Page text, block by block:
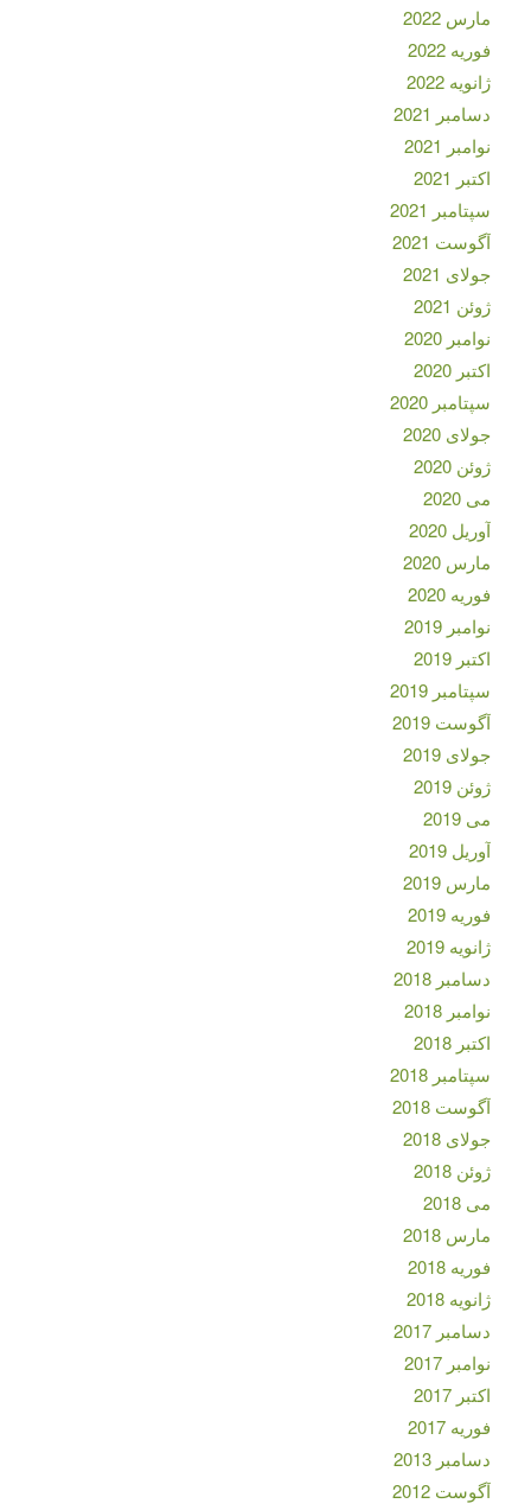
مارس 2022
فوریه 2022
ژانویه 2022
دسامبر 2021
نوامبر 2021
اکتبر 2021
سپتامبر 2021
آگوست 2021
جولای 2021
ژوئن 2021
نوامبر 2020
اکتبر 2020
سپتامبر 2020
جولای 2020
ژوئن 2020
می 2020
آوریل 2020
مارس 2020
فوریه 2020
نوامبر 2019
اکتبر 2019
سپتامبر 2019
آگوست 2019
جولای 2019
ژوئن 2019
می 2019
آوریل 2019
مارس 2019
فوریه 2019
ژانویه 2019
دسامبر 2018
نوامبر 2018
اکتبر 2018
سپتامبر 2018
آگوست 2018
جولای 2018
ژوئن 2018
می 2018
مارس 2018
فوریه 2018
ژانویه 2018
دسامبر 2017
نوامبر 2017
اکتبر 2017
فوریه 2017
دسامبر 2013
آگوست 2012